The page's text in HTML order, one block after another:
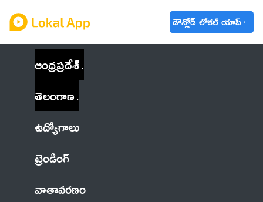
డౌన్లోడ్ లోకల్ యాప్
ఆంధ్రప్రదేశ్
తెలంగాణ
ఉద్యోగాలు
ట్రెండింగ్
వాతావరణం